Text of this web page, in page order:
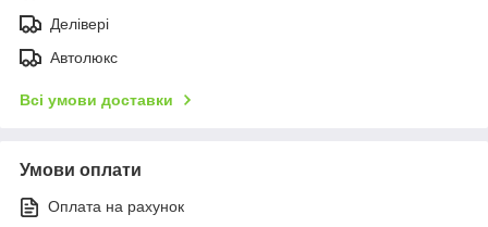
Делівері
Автолюкс
Всі умови доставки
Умови оплати
Оплата на рахунок